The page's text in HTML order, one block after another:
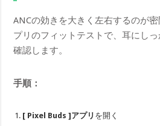
ANCの効きを大きく左右するのが
プリのフィットテストで、耳にし
確認します。
手順：
[ Pixel Buds ]アプリ を開く